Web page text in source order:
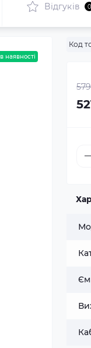
Відгуків 0
в наявності
Код